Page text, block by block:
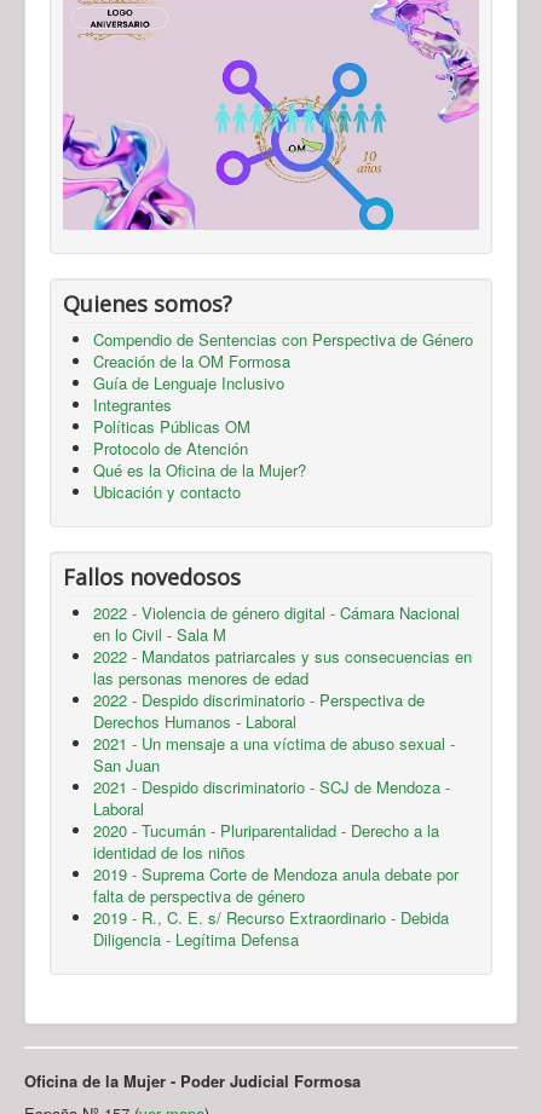
Quienes somos?
Compendio de Sentencias con Perspectiva de Género
Creación de la OM Formosa
Guía de Lenguaje Inclusivo
Integrantes
Políticas Públicas OM
Protocolo de Atención
Qué es la Oficina de la Mujer?
Ubicación y contacto
Fallos novedosos
2022 - Violencia de género digital - Cámara Nacional
en lo Civil - Sala M
2022 - Mandatos patriarcales y sus consecuencias en
las personas menores de edad
2022 - Despido discriminatorio - Perspectiva de
Derechos Humanos - Laboral
2021 - Un mensaje a una víctima de abuso sexual -
San Juan
2021 - Despido discriminatorio - SCJ de Mendoza -
Laboral
2020 - Tucumán - Pluriparentalidad - Derecho a la
identidad de los niños
2019 - Suprema Corte de Mendoza anula debate por
falta de perspectiva de género
2019 - R., C. E. s/ Recurso Extraordinario - Debida
Diligencia - Legítima Defensa
Oficina de la Mujer - Poder Judicial Formosa